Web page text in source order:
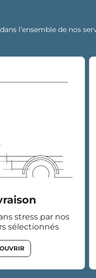
l’ensemble de nos
stress par nos
sélectionnés